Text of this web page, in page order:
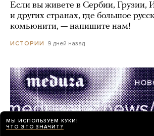
Если вы живете в Сербии, Грузии,
и других странах, где большое
комьюнити, — напишите нам!
ИСТОРИИ 9 дней назад
МЫ ИСПОЛЬЗУЕМ КУКИ!
ЧТО ЭТО ЗНАЧИТ?